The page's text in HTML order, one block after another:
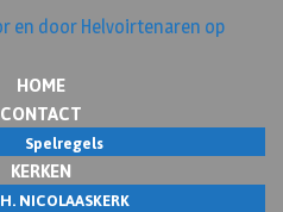
HOME
CONTACT
Spelregels
KERKEN
H. NICOLAASKERK